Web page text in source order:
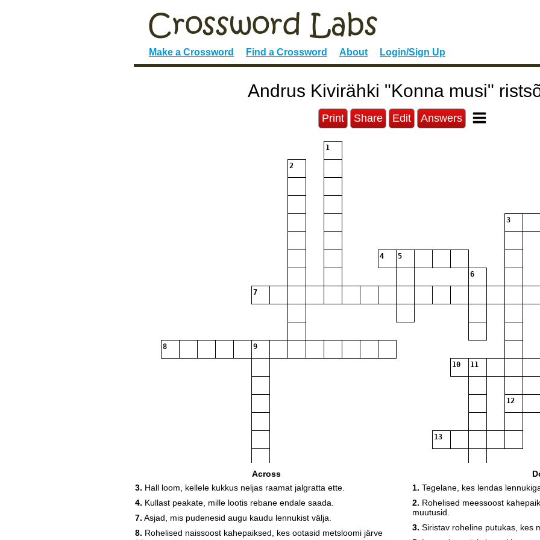
Make a Crossword Find a Crossword About Login/Sign Up
Andrus Kivirähki "Konna musi"
Print Share Edit Answers
1
2
3
4 5
6
7
8 9
10 11
12
13
Across
3. Hall loom, kellele kukkus neljas raamat jalgratta ette.
4. Kullast peakate, mille lootis rebane endale saada.
7. Asjad, mis pudenesid augu kaudu lennukist välja.
8. Rohelised naissoost kahepaiksed, kes ootasid metsloomi järve
1. Tegelane, kes lendas
2. Rohelised meessoost
muutusid.
3. Siristav roheline putukas, kes